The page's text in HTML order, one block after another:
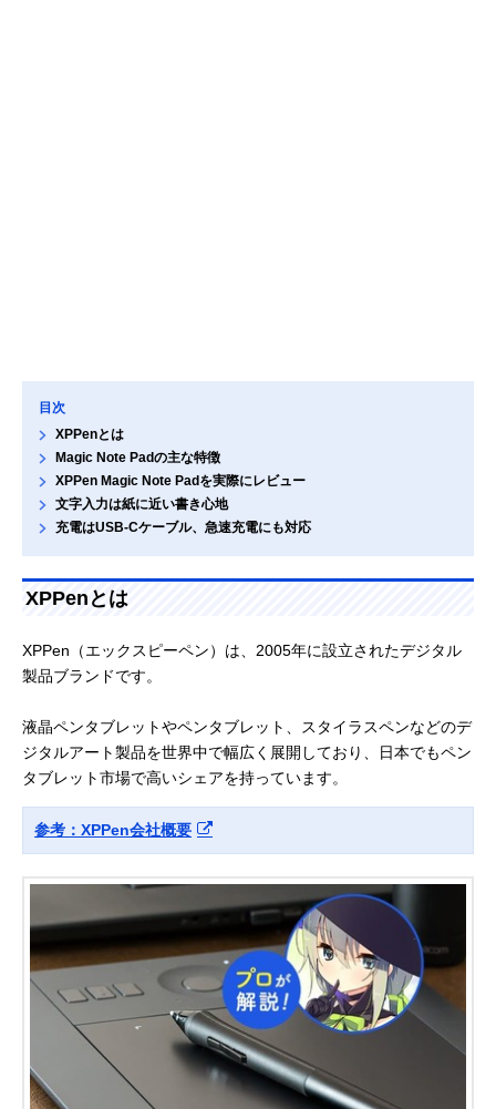
目次
XPPenとは
Magic Note Padの主な特徴
XPPen Magic Note Padを実際にレビュー
文字入力は紙に近い書き心地
充電はUSB-Cケーブル、急速充電にも対応
XPPenとは
XPPen（エックスピーペン）は、2005年に設立されたデジタル
製品ブランドです。
液晶ペンタブレットやペンタブレット、スタイラスペンなどのデ
ジタルアート製品を世界中で幅広く展開しており、日本でもペン
タブレット市場で高いシェアを持っています。
参考：XPPen会社概要